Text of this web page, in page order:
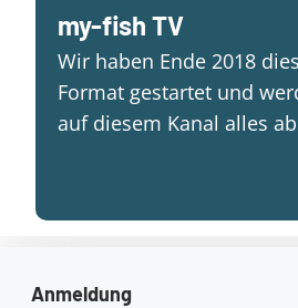
my-fish TV
Wir haben Ende 2018
Format gestartet und
auf diesem Kanal alles
Anmeldung